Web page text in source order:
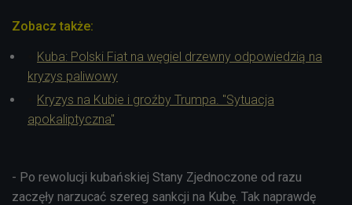
Zobacz także:
Kuba: Polski Fiat na węgiel drzewny odpowiedzią na
kryzys paliwowy
Kryzys na Kubie i groźby Trumpa. "Sytuacja
apokaliptyczna"
- Po rewolucji kubańskiej Stany Zjednoczone od razu
zaczęły narzucać szereg sankcji na Kubę. Tak naprawdę